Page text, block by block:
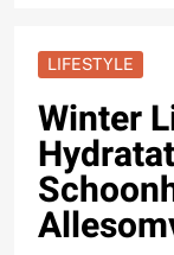
LIFESTYLE
Winter